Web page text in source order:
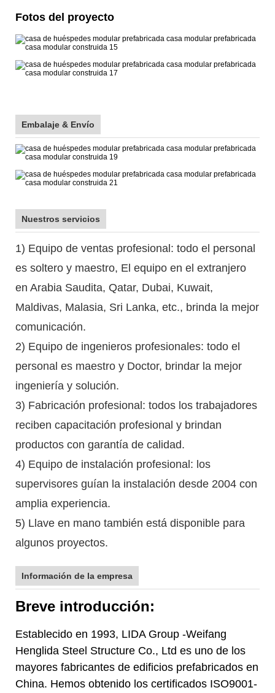
Fotos del proyecto
Embalaje & Envío
Nuestros servicios
1) Equipo de ventas profesional: todo el personal
es soltero y maestro, El equipo en el extranjero
en Arabia Saudita, Qatar, Dubai, Kuwait,
Maldivas, Malasia, Sri Lanka, etc., brinda la mejor
comunicación.
2) Equipo de ingenieros profesionales: todo el
personal es maestro y Doctor, brindar la mejor
ingeniería y solución.
3) Fabricación profesional: todos los trabajadores
reciben capacitación profesional y brindan
productos con garantía de calidad.
4) Equipo de instalación profesional: los
supervisores guían la instalación desde 2004 con
amplia experiencia.
5) Llave en mano también está disponible para
algunos proyectos.
Información de la empresa
Breve introducción:
Establecido en 1993, LIDA Group -Weifang
Henglida Steel Structure Co., Ltd es uno de los
mayores fabricantes de edificios prefabricados en
China. Hemos obtenido los certificados ISO9001-